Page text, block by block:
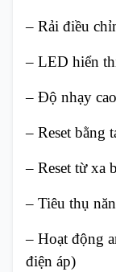
– Rải điều
– LED hiển
– Độ nhạy cao
– Reset bằng
– Reset từ xa
– Tiêu thụ
– Hoạt động
điện áp)